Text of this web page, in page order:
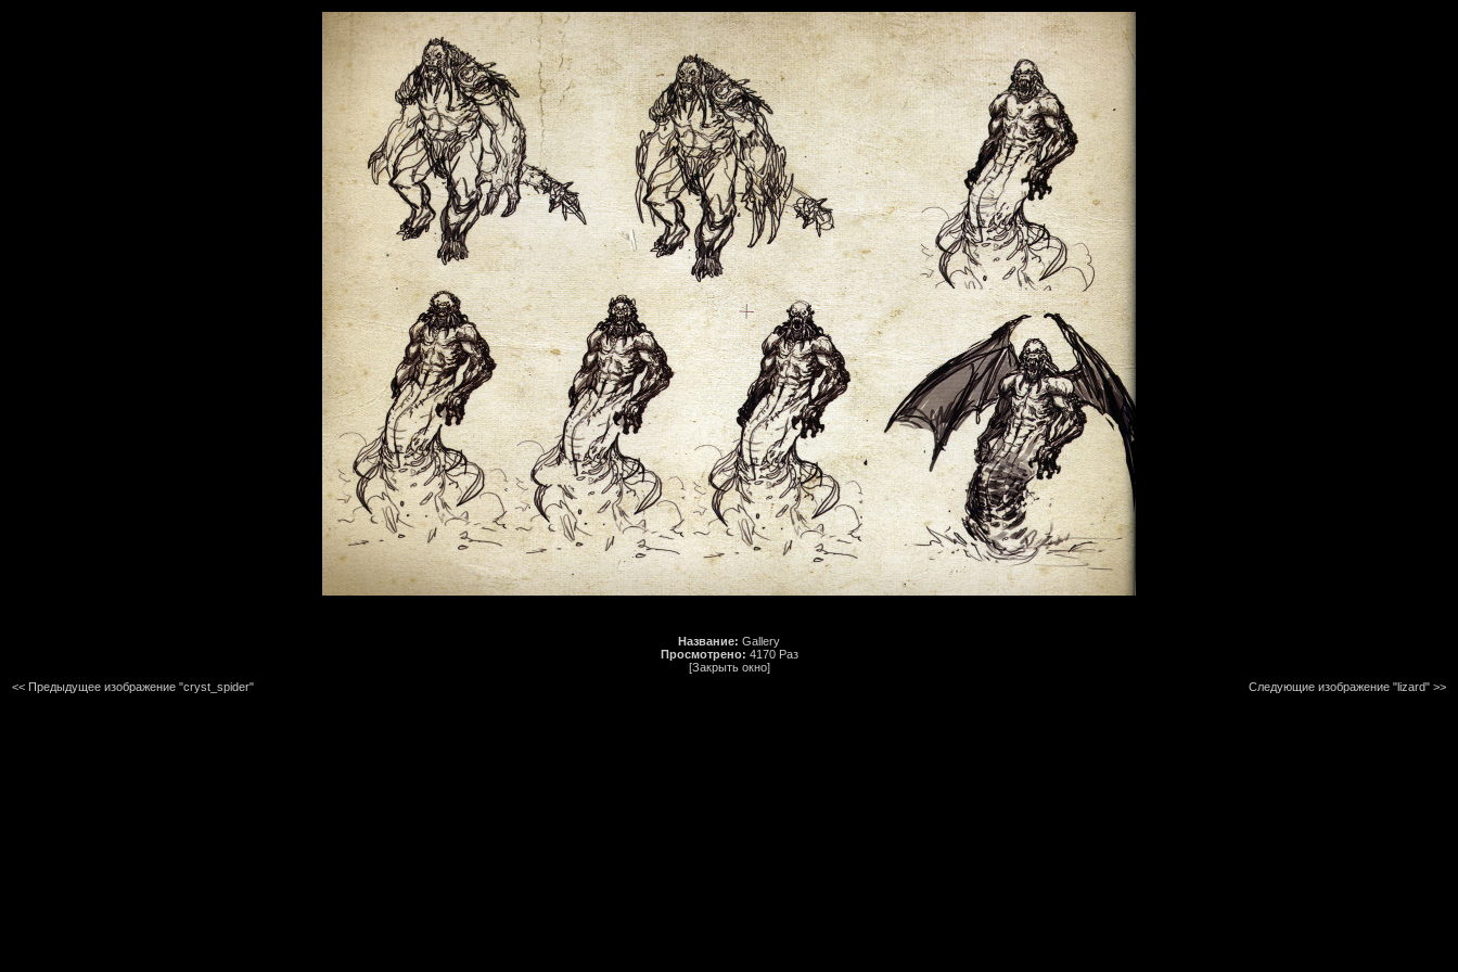
Название: Gallery
Просмотрено: 4170 Раз
[Закрыть окно]
<< Предыдущее изображение "cryst_spider"
Следующие изображение "lizard" >>